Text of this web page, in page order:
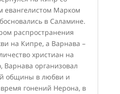
евангелистом Марком
в Саламине.
распространения
на Кипре, а Варнава –
христиан на
Варнава организовал
общины в любви и
гонений Нерона, в